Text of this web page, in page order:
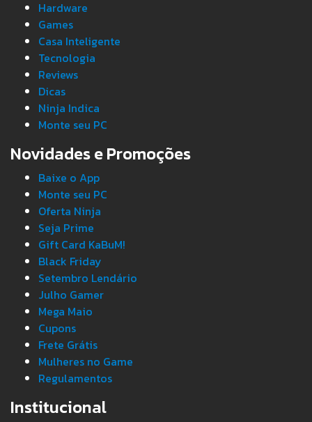
Hardware
Games
Casa Inteligente
Tecnologia
Reviews
Dicas
Ninja Indica
Monte seu PC
Novidades e Promoções
Baixe o App
Monte seu PC
Oferta Ninja
Seja Prime
Gift Card KaBuM!
Black Friday
Setembro Lendário
Julho Gamer
Mega Maio
Cupons
Frete Grátis
Mulheres no Game
Regulamentos
Institucional